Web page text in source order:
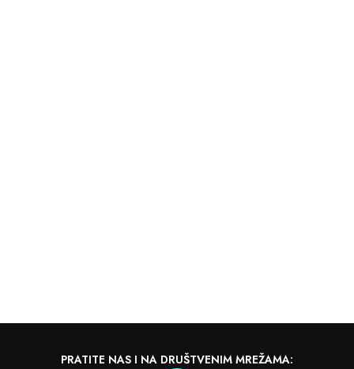
PRATITE NAS I NA DRUŠTVENIM MREŽAMA: